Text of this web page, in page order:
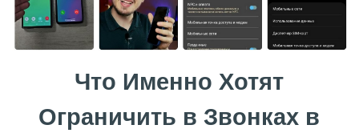
Что Именно Хотят
Ограничить в Звонках в